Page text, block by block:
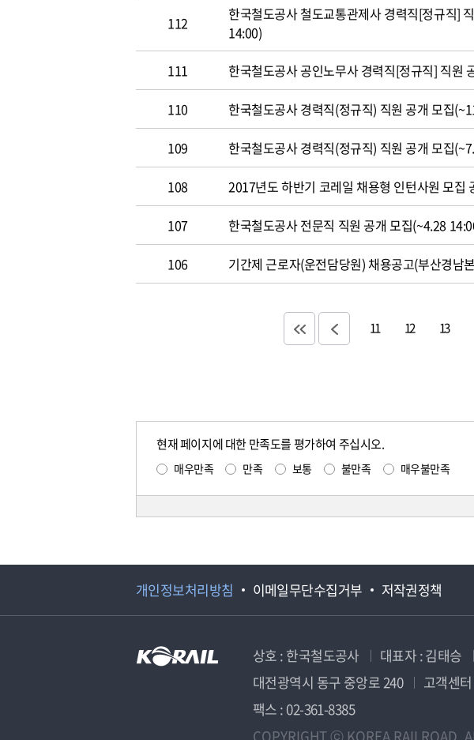
112
한국철도공사 철도교통관제사 경력직[정규직]
14:00)
111 한국철도공사 공인노무사 경력직[정규직] 직원
110 한국철도공사 경력직(정규직) 직원 공개 모집
109 한국철도공사 경력직(정규직) 직원 공개 모집
108 2017년도 하반기 코레일 채용형 인턴사원 모집
107 한국철도공사 전문직 직원 공개 모집(~4.28
106 기간제 근로자(운전담당원) 채용공고(부산경남
11 12 13
현재 페이지에 대한 만족도를 평가하여 주십시오.
매우만족 만족 보통 불만족 매우불만족
개인정보처리방침 이메일무단수집거부 저작권정책
상호 : 한국철도공사 대표자 : 김태승
대전광역시 동구 중앙로 240
고객센
팩스 : 02-361-8385
COPYRIGHT ⓒ KOREA RAILROAD.